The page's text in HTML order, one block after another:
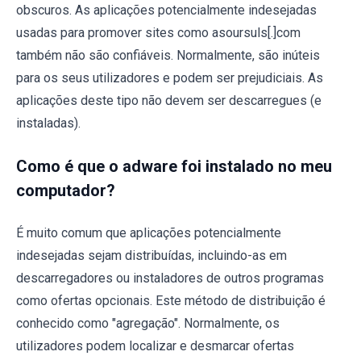
obscuros. As aplicações potencialmente indesejadas
usadas ​​para promover sites como asoursuls[.]com
também não são confiáveis. Normalmente, são inúteis
para os seus utilizadores e podem ser prejudiciais. As
aplicações deste tipo não devem ser descarregues (e
instaladas).
Como é que o adware foi instalado no meu
computador?
É muito comum que aplicações potencialmente
indesejadas sejam distribuídas, incluindo-as em
descarregadores ou instaladores de outros programas
como ofertas opcionais. Este método de distribuição é
conhecido como "agregação". Normalmente, os
utilizadores podem localizar e desmarcar ofertas